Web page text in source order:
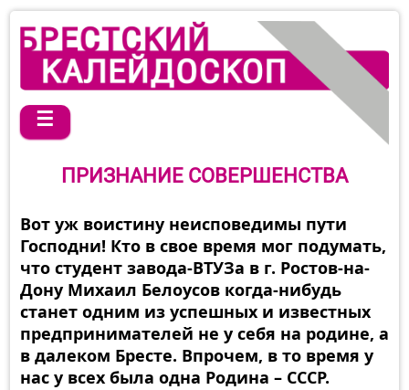
☰
ПРИЗНАНИЕ СОВЕРШЕНСТВА
Вот уж воистину неисповедимы пути
Господни! Кто в свое время мог подумать,
что студент завода-ВТУЗа в г. Ростов-на-
Дону Михаил Белоусов когда-нибудь
станет одним из успешных и известных
предпринимателей не у себя на родине, а
в далеком Бресте. Впрочем, в то время у
нас у всех была одна Родина – СССР.